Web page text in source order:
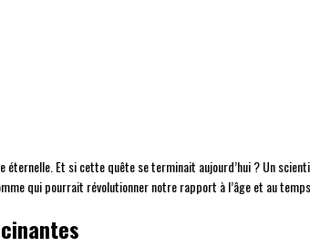
éternelle. Et si cette quête se terminait aujourd’hui ? Un
qui pourrait révolutionner notre rapport à l’âge et au